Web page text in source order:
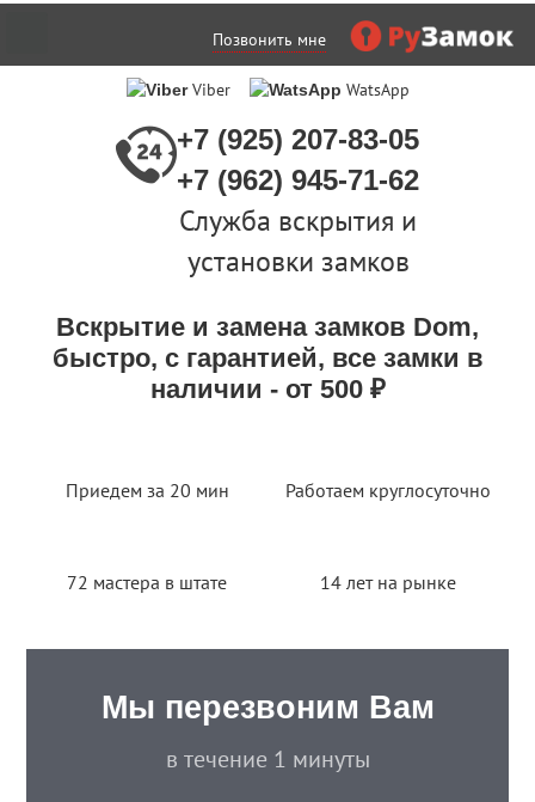
Позвонить мне
Viber WatsApp
+7 (925) 207-83-05
+7 (962) 945-71-62
Служба вскрытия и
установки замков
Вскрытие и замена замков Dom,
быстро, с гарантией, все замки в
наличии - от 500 ₽
Приедем за 20 мин Работаем круглосуточно
72 мастера в штате 14 лет на рынке
Мы перезвоним Вам
в течение 1 минуты